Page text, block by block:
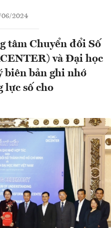
06/2024
tâm Chuyển đổi Số
và Đại học
biên bản ghi nhớ
lực số cho